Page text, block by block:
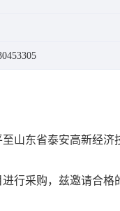
山东省泰安高新经
行采购，兹邀请合格